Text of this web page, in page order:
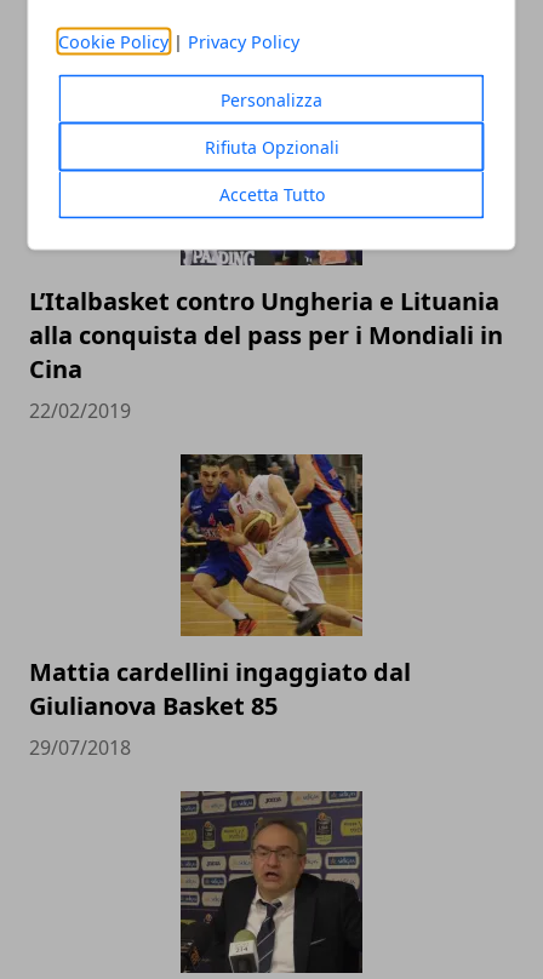
Cookie Policy | Privacy Policy
Personalizza
Rifiuta Opzionali
Accetta Tutto
ARTICOLI CORRELATI
L’Italbasket contro Ungheria e Lituania
alla conquista del pass per i Mondiali in
Cina
22/02/2019
Mattia cardellini ingaggiato dal
Giulianova Basket 85
29/07/2018